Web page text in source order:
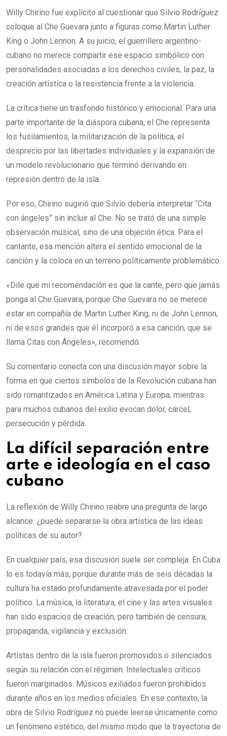
Willy Chirino fue explícito al cuestionar que Silvio Rodríguez
coloque al Che Guevara junto a figuras como Martin Luther
King o John Lennon. A su juicio, el guerrillero argentino-
cubano no merece compartir ese espacio simbólico con
personalidades asociadas a los derechos civiles, la paz, la
creación artística o la resistencia frente a la violencia.
La crítica tiene un trasfondo histórico y emocional. Para una
parte importante de la diáspora cubana, el Che representa
los fusilamientos, la militarización de la política, el
desprecio por las libertades individuales y la expansión de
un modelo revolucionario que terminó derivando en
represión dentro de la isla.
Por eso, Chirino sugirió que Silvio debería interpretar “Cita
con ángeles” sin incluir al Che. No se trató de una simple
observación musical, sino de una objeción ética. Para el
cantante, esa mención altera el sentido emocional de la
canción y la coloca en un terreno políticamente problemático.
«Dile que mi recomendación es que la cante, pero que jamás
ponga al Che Guevara, porque Che Guevara no se merece
estar en compañía de Martin Luther King, ni de John Lennon,
ni de esos grandes que él incorporó a esa canción, que se
llama Citas con Ángeles», recomendó.
Su comentario conecta con una discusión mayor sobre la
forma en que ciertos símbolos de la Revolución cubana han
sido romantizados en América Latina y Europa, mientras
para muchos cubanos del exilio evocan dolor, cárcel,
persecución y pérdida.
La difícil separación entre
arte e ideología en el caso
cubano
La reflexión de Willy Chirino reabre una pregunta de largo
alcance: ¿puede separarse la obra artística de las ideas
políticas de su autor?
En cualquier país, esa discusión suele ser compleja. En Cuba
lo es todavía más, porque durante más de seis décadas la
cultura ha estado profundamente atravesada por el poder
político. La música, la literatura, el cine y las artes visuales
han sido espacios de creación, pero también de censura,
propaganda, vigilancia y exclusión.
Artistas dentro de la isla fueron promovidos o silenciados
según su relación con el régimen. Intelectuales críticos
fueron marginados. Músicos exiliados fueron prohibidos
durante años en los medios oficiales. En ese contexto, la
obra de Silvio Rodríguez no puede leerse únicamente como
un fenómeno estético, del mismo modo que la trayectoria de